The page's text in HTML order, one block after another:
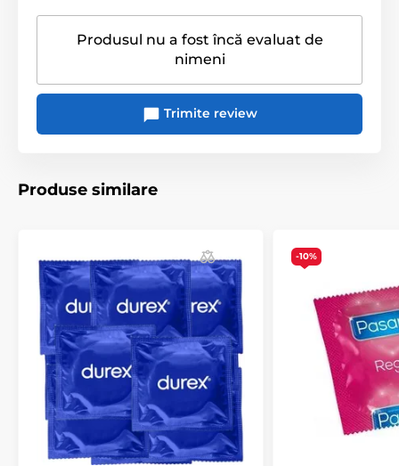
Mărimea mea
Produsul nu a fost încă evaluat de
nimeni
Trimite review
Produse similare
-10%